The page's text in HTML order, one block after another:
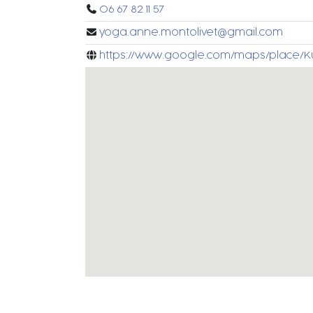
06 67 82 11 57
yoga.anne.montolivet@gmail.com
https://www.google.com/maps/place/